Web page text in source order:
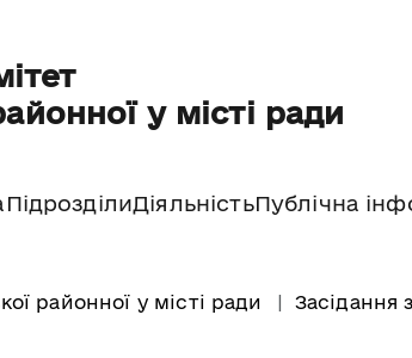
у місті ради
ПідрозділиДіяльністьПублічна
районної у місті ради Засідання